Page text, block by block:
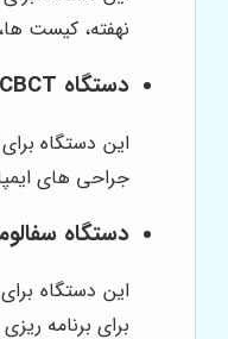
نهفته، کیست
دستگاه CBCT (توموگرافی کامپیوتری با اشعه مخروطی):
جراحی های
دستگاه
این دستگاه
برای برنامه